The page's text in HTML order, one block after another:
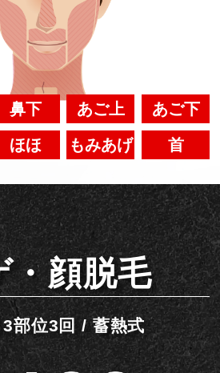
鼻下 あご上 あご下
ほほ もみあげ 首
・顔脱毛
部位3回 / 蓄熱式